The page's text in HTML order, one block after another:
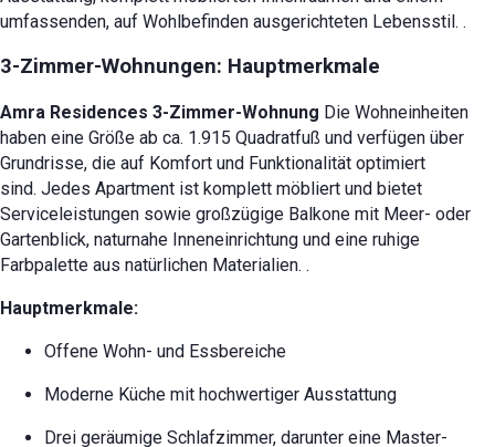
umfassenden, auf Wohlbefinden ausgerichteten Lebensstil. .
3-Zimmer-Wohnungen: Hauptmerkmale
Amra Residences 3-Zimmer-Wohnung Die Wohneinheiten
haben eine Größe ab ca. 1.915 Quadratfuß und verfügen über
Grundrisse, die auf Komfort und Funktionalität optimiert
sind. Jedes Apartment ist komplett möbliert und bietet
Serviceleistungen sowie großzügige Balkone mit Meer- oder
Gartenblick, naturnahe Inneneinrichtung und eine ruhige
Farbpalette aus natürlichen Materialien. .
Hauptmerkmale:
Offene Wohn- und Essbereiche
Moderne Küche mit hochwertiger Ausstattung
Drei geräumige Schlafzimmer, darunter eine Master-